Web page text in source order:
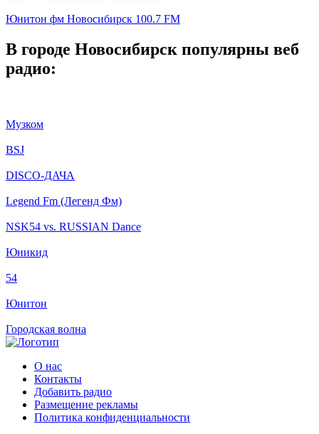
Юнитон фм Новосибирск 100.7 FM
В городе Новосибирск популярны веб
радио:
Музком
BSJ
DISCO-ДАЧА
Legend Fm (Легенд Фм)
NSK54 vs. RUSSIAN Dance
Юникид
54
Юнитон
Городская волна
О нас
Контакты
Добавить радио
Размещение рекламы
Политика конфиденциальности